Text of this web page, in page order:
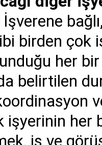
birden çok
her
belirtilen
işyerinin her